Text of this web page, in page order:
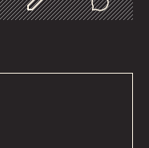
Personalizza i dati
Comments